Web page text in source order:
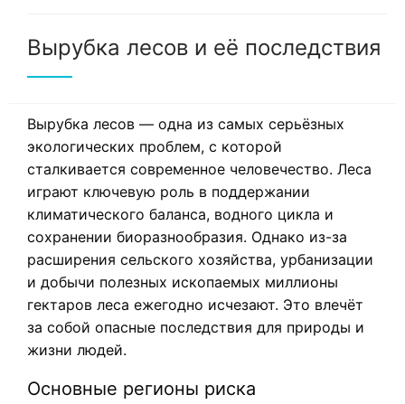
Вырубка лесов и её последствия
Вырубка лесов — одна из самых серьёзных
экологических проблем, с которой
сталкивается современное человечество. Леса
играют ключевую роль в поддержании
климатического баланса, водного цикла и
сохранении биоразнообразия. Однако из-за
расширения сельского хозяйства, урбанизации
и добычи полезных ископаемых миллионы
гектаров леса ежегодно исчезают. Это влечёт
за собой опасные последствия для природы и
жизни людей.
Основные регионы риска